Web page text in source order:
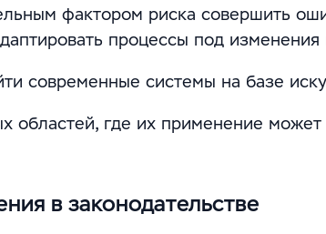
фактором риска совершить
процессы под изменения
современные системы на базе
областей, где их применение
в законодательстве